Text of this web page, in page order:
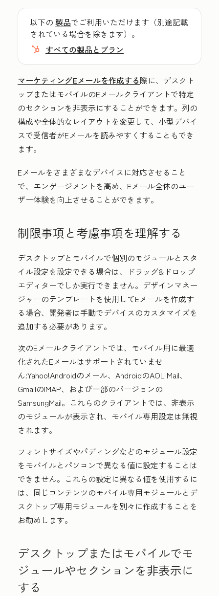
以下の 製品でご利用いただけます（別途記載
されている場合を除きます）。
すべての製品とプラン
マーケティングEメールを作成する際に、デスクト
ップまたはモバイルのEメールクライアントで特定
のセクションを非表示にすることができます。列の
構成や全体的なレイアウトを変更して、小型デバイ
スで受信者がEメールを読みやすくすることもでき
ます。
Eメールをさまざまなデバイスに対応させること
で、エンゲージメントを高め、Eメール全体のユー
ザー体験を向上させることができます。
制限事項と考慮事項を理解する
デスクトップとモバイルで個別のモジュールとスタ
イル設定を設定できる場合は、ドラッグ&ドロップ
エディターでしか実行できません。デザインマネー
ジャーのテンプレートを使用してEメールを作成す
る場合、開発者は手動でデバイスのカスタマイズを
追加する必要があります。
次のEメールクライアントでは、モバイル用に最適
化されたEメールはサポートされていませ
ん:Yahoo!Androidのメール、AndroidのAOL Mail、
GmailのIMAP、および一部のバージョンの
SamsungMail。これらのクライアントでは、非表示
のモジュールが表示され、モバイル専用設定は無視
されます。
フォントサイズやパディングなどのモジュール設定
をモバイルとパソコンで異なる値に設定することは
できません。これらの設定に異なる値を使用するに
は、同じコンテンツのモバイル専用モジュールとデ
スクトップ専用モジュールを別々に作成することを
お勧めします。
デスクトップまたはモバイルでモ
ジュールやセクションを非表示に
する